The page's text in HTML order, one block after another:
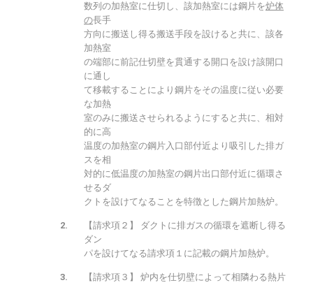
数列の加熱室に仕切し、該加熱室には鋼片を炉体
の長手
方向に搬送し得る搬送手段を設けると共に、該各
加熱室
の端部に前記仕切壁を貫通する開口を設け該開口
に通し
て移載することにより鋼片をその温度に従い必要
な加熱
室のみに搬送させられるようにすると共に、相対
的に高
温度の加熱室の鋼片入口部付近より吸引した排ガ
スを相
対的に低温度の加熱室の鋼片出口部付近に循環さ
せるダ
クトを設けてなることを特徴とした鋼片加熱炉。
【請求項２】 ダクトに排ガスの循環を遮断し得る
ダン
パを設けてなる請求項１に記載の鋼片加熱炉。
【請求項３】 炉内を仕切壁によって相隣わる熱片